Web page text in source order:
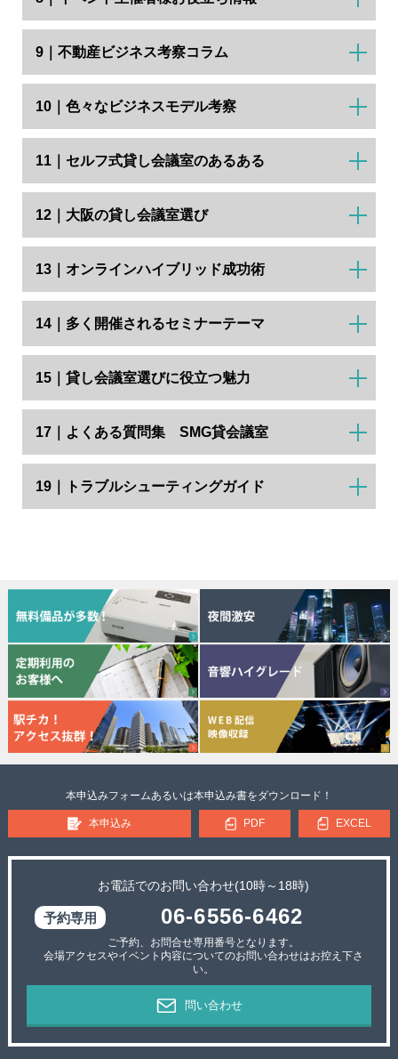
9｜不動産ビジネス考察コラム
10｜色々なビジネスモデル考察
11｜セルフ式貸し会議室のあるある
12｜大阪の貸し会議室選び
13｜オンラインハイブリッド成功術
14｜多く開催されるセミナーテーマ
15｜貸し会議室選びに役立つ魅力
17｜よくある質問集 SMG貸会議室
19｜トラブルシューティングガイド
本申込みフォームあるいは本申込み書をダウンロード！
本申込み PDF EXCEL
お電話でのお問い合わせ(10時～18時)
06-6556-6462
ご予約、お問合せ専用番号となります。
会場アクセスやイベント内容についてのお問い合わせはお控え下さ
い。
問い合わせ